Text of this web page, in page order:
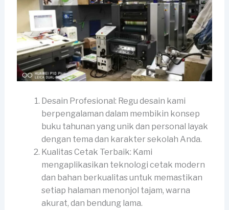
Desain Profesional: Regu desain kami
berpengalaman dalam membikin konsep
buku tahunan yang unik dan personal layak
dengan tema dan karakter sekolah Anda.
Kualitas Cetak Terbaik: Kami
mengaplikasikan teknologi cetak modern
dan bahan berkualitas untuk memastikan
setiap halaman menonjol tajam, warna
akurat, dan bendung lama.